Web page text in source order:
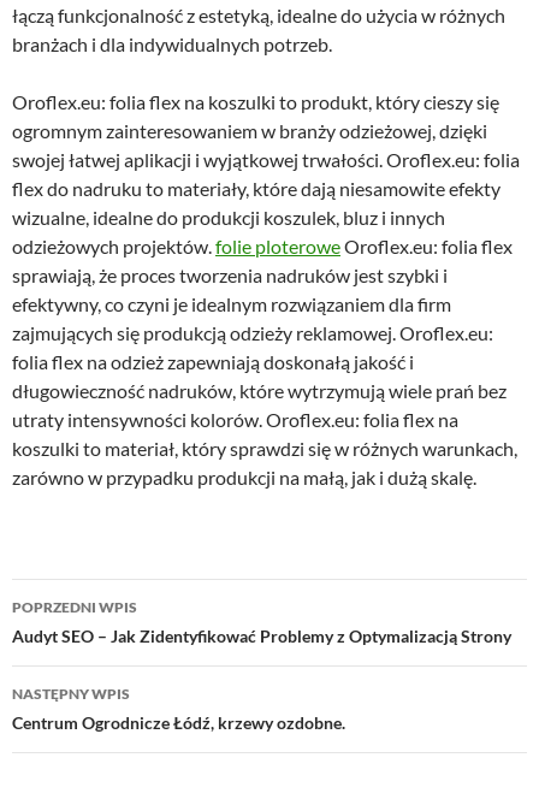
łączą funkcjonalność z estetyką, idealne do użycia w różnych
branżach i dla indywidualnych potrzeb.
Oroflex.eu: folia flex na koszulki to produkt, który cieszy się
ogromnym zainteresowaniem w branży odzieżowej, dzięki
swojej łatwej aplikacji i wyjątkowej trwałości. Oroflex.eu: folia
flex do nadruku to materiały, które dają niesamowite efekty
wizualne, idealne do produkcji koszulek, bluz i innych
odzieżowych projektów.folie ploteroweOroflex.eu: folia flex
sprawiają, że proces tworzenia nadruków jest szybki i
efektywny, co czyni je idealnym rozwiązaniem dla firm
zajmujących się produkcją odzieży reklamowej. Oroflex.eu:
folia flex na odzież zapewniają doskonałą jakość i
długowieczność nadruków, które wytrzymują wiele prań bez
utraty intensywności kolorów. Oroflex.eu: folia flex na
koszulki to materiał, który sprawdzi się w różnych warunkach,
zarówno w przypadku produkcji na małą, jak i dużą skalę.
Nawigacja
wpisu
POPRZEDNI WPIS
Audyt SEO – Jak Zidentyfikować Problemy z Optymalizacją Strony
NASTĘPNY WPIS
Centrum Ogrodnicze Łódź, krzewy ozdobne.